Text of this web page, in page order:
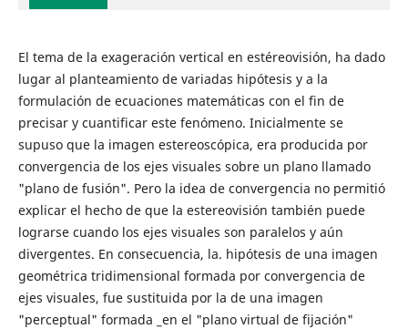
El tema de la exageración vertical en estéreovisión, ha dado
lugar al planteamiento de variadas hipótesis y a la
formulación de ecuaciones matemáticas con el fin de
precisar y cuantificar este fenómeno. Inicialmente se
supuso que la imagen estereoscópica, era producida por
convergencia de los ejes visuales sobre un plano llamado
"plano de fusión". Pero la idea de convergencia no permitió
explicar el hecho de que la estereovisión también puede
lograrse cuando los ejes visuales son paralelos y aún
divergentes. En consecuencia, la. hipótesis de una imagen
geométrica tridimensional formada por convergencia de
ejes visuales, fue sustituida por la de una imagen
"perceptual" formada _en el "plano virtual de fijación"